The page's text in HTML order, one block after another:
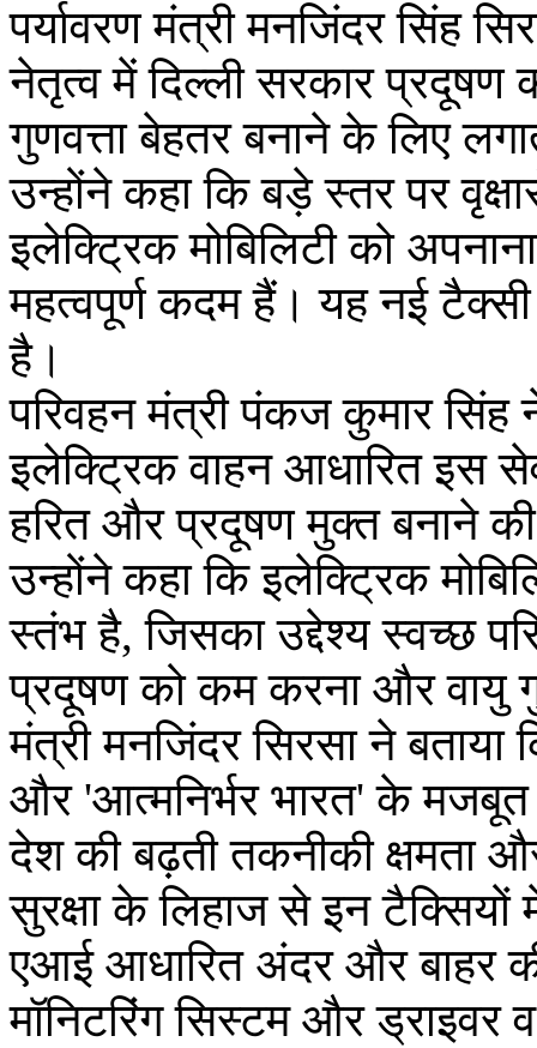
पर्यावरण मंत्री मनजिंदर सिंह
नेतृत्व में दिल्ली सरकार
गुणवत्ता बेहतर बनाने के लिए
उन्होंने कहा कि बड़े स्तर पर
इलेक्ट्रिक मोबिलिटी को
महत्वपूर्ण कदम हैं। यह नई
है।
परिवहन मंत्री पंकज कुमार सिंह
इलेक्ट्रिक वाहन आधारित इस
हरित और प्रदूषण मुक्त बनाने की
उन्होंने कहा कि इलेक्ट्रिक
स्तंभ है, जिसका उद्देश्य स्वच्छ
प्रदूषण को कम करना और वायु
मंत्री मनजिंदर सिरसा ने
और 'आत्मनिर्भर भारत' के मजबूत
देश की बढ़ती तकनीकी क्षमता
सुरक्षा के लिहाज से इन
एआई आधारित अंदर और बाहर
मॉनिटरिंग सिस्टम और ड्राइवर